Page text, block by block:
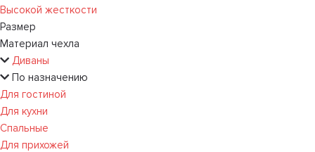
Высокой жесткости
Размер
Материал чехла
Диваны
По назначению
Для гостиной
Для кухни
Спальные
Для прихожей